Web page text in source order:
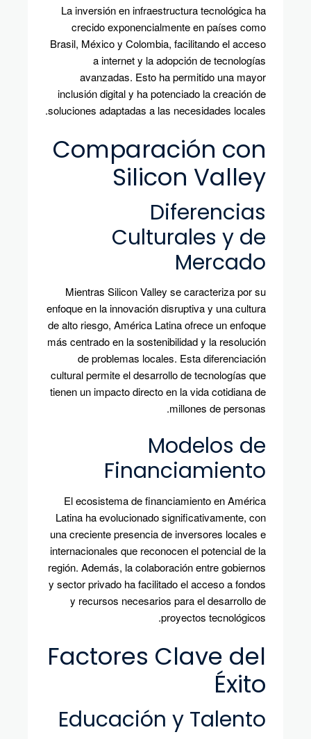
La inversión en infraestructura tecnológica ha
crecido exponencialmente en países como
Brasil, México y Colombia, facilitando el acceso
a internet y la adopción de tecnologías
avanzadas. Esto ha permitido una mayor
inclusión digital y ha potenciado la creación de
soluciones adaptadas a las necesidades locales.
Comparación con
Silicon Valley
Diferencias
Culturales y de
Mercado
Mientras Silicon Valley se caracteriza por su
enfoque en la innovación disruptiva y una cultura
de alto riesgo, América Latina ofrece un enfoque
más centrado en la sostenibilidad y la resolución
de problemas locales. Esta diferenciación
cultural permite el desarrollo de tecnologías que
tienen un impacto directo en la vida cotidiana de
millones de personas.
Modelos de
Financiamiento
El ecosistema de financiamiento en América
Latina ha evolucionado significativamente, con
una creciente presencia de inversores locales e
internacionales que reconocen el potencial de la
región. Además, la colaboración entre gobiernos
y sector privado ha facilitado el acceso a fondos
y recursos necesarios para el desarrollo de
proyectos tecnológicos.
Factores Clave del
Éxito
Educación y Talento